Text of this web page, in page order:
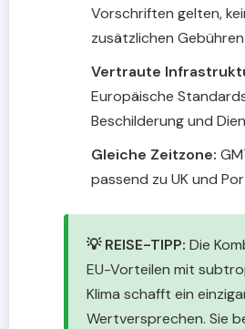
Vorschriften gelten,
zusätzlichen Gebühren
Vertraute
Europäische
Beschilderung und
Gleiche Zeitzone:
passend zu UK und
💡 REISE-TIPP: Die
EU-Vorteilen mit
Klima schafft ein
Wertversprechen. Sie